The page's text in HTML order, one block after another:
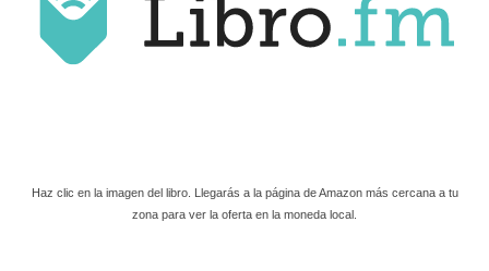
Haz clic en la imagen del libro. Llegarás a la página de Amazon más cercana a tu
zona para ver la oferta en la moneda local.